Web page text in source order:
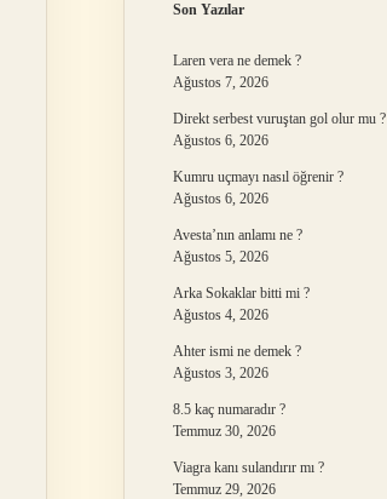
Son Yazılar
Laren vera ne demek ?
Ağustos 7, 2026
Direkt serbest vuruştan gol olur mu ?
Ağustos 6, 2026
Kumru uçmayı nasıl öğrenir ?
Ağustos 6, 2026
Avesta’nın anlamı ne ?
Ağustos 5, 2026
Arka Sokaklar bitti mi ?
Ağustos 4, 2026
Ahter ismi ne demek ?
Ağustos 3, 2026
8.5 kaç numaradır ?
Temmuz 30, 2026
Viagra kanı sulandırır mı ?
Temmuz 29, 2026